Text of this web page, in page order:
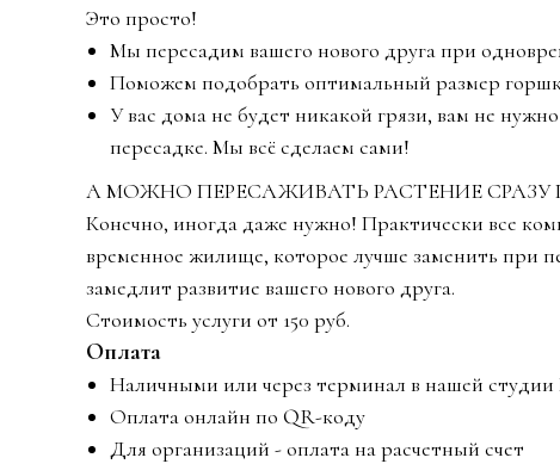
Это просто!
Мы пересадим вашего нового друга при
Поможем подобрать оптимальный размер
У вас дома не будет никакой грязи, вам не
пересадке. Мы всё сделаем сами!
А МОЖНО ПЕРЕСАЖИВАТЬ РАСТЕНИЕ СРАЗУ
Конечно, иногда даже нужно! Практически все
временное жилище, которое лучше заменить при
замедлит развитие вашего нового друга.
Стоимость услуги от 150 руб.
Оплата
Наличными или через терминал в нашей
Оплата онлайн по QR-коду
Для организаций - оплата на расчетный счет